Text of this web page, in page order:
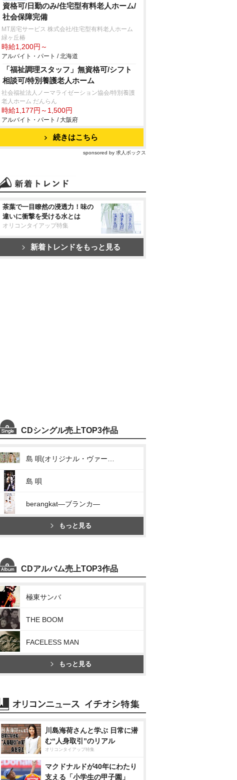
資格可/日勤のみ/住宅型有料老人ホーム/
社会保障完備
MT居宅サービス 株式会社/住宅型有料老人ホーム
緑ヶ丘椿
時給1,200円～
アルバイト・パート / 北海道
「福祉調理スタッフ」無資格可/シフト
相談可/特別養護老人ホーム
社会福祉法人ノーマライゼーション協会/特別養護
老人ホーム だんらん
時給1,177円～1,500円
アルバイト・パート / 大阪府
続きはこちら
sponsored by 求人ボックス
茶葉で一目瞭然の浸透力！味の
違いに衝撃を受ける水とは
オリコンタイアップ特集
新着トレンドをもっと見る
CDシングル売上TOP3作品
島 唄
berangkat―ブランカ―
もっと見る
CDアルバム売上TOP3作品
極東サンバ
THE BOOM
FACELESS MAN
もっと見る
川島海荷さんと学ぶ 日常に潜
む“人身取引”のリアル
オリコンタイアップ特集
マクドナルドが40年にわたり
支える「小学生の甲子園」